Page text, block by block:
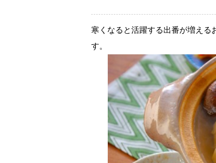
寒くなると活躍する出番が増える
す。